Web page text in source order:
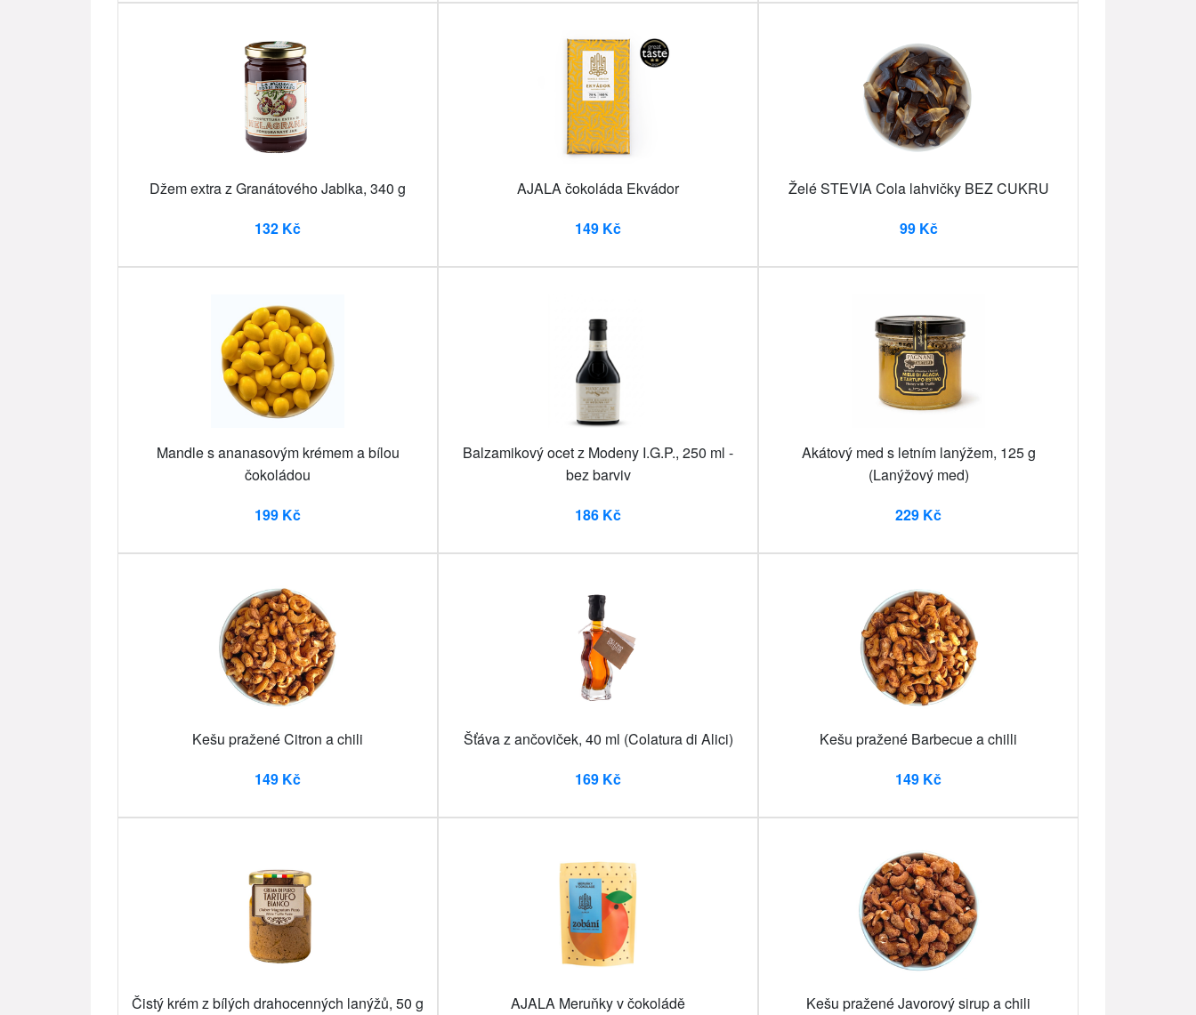
Džem extra z Granátového Jablka, 340 g
132 Kč
AJALA čokoláda Ekvádor
149 Kč
Želé STEVIA Cola lahvičky BEZ CUKRU
99 Kč
Mandle s ananasovým krémem a bílou
čokoládou
199 Kč
Balzamikový ocet z Modeny I.G.P., 250 ml -
bez barviv
186 Kč
Akátový med s letním lanýžem, 125 g
(Lanýžový med)
229 Kč
Kešu pražené Citron a chili
149 Kč
Šťáva z ančoviček, 40 ml (Colatura di Alici)
169 Kč
Kešu pražené Barbecue a chilli
149 Kč
Čistý krém z bílých drahocenných lanýžů, 50 g
AJALA Meruňky v čokoládě
Kešu pražené Javorový sirup a chili